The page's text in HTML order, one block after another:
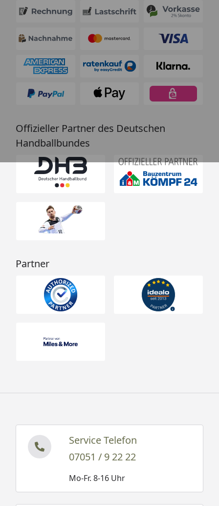
Offizieller Partner des Deutschen
Handballbundes
Partner
Service Telefon
07051 / 9 22 22
Mo-Fr. 8-16 Uhr